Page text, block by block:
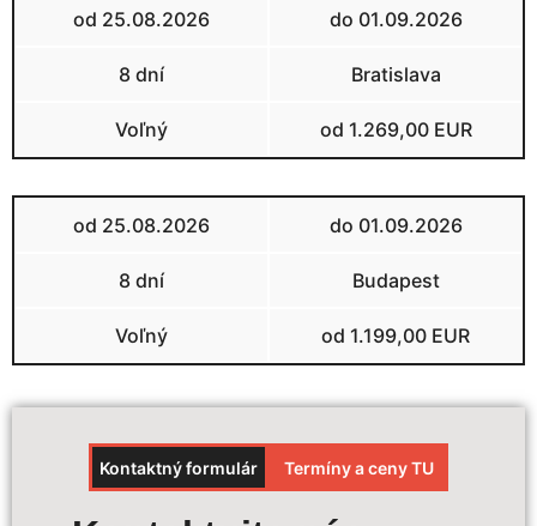
od 25.08.2026 do 01.09.2026
8 dní Bratislava
Voľný od 1.269,00 EUR
od 25.08.2026 do 01.09.2026
8 dní Budapest
Voľný od 1.199,00 EUR
Kontaktný formulár Termíny a ceny TU
Výpočet ceny